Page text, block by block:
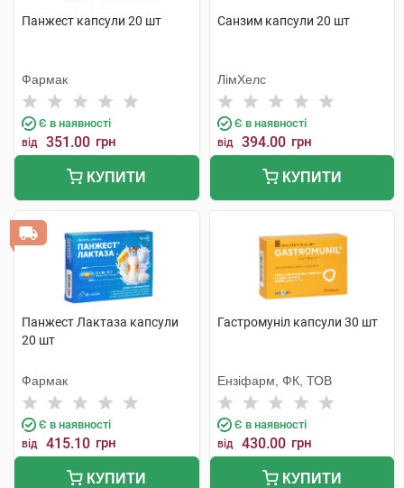
Панжест капсули 20 шт
Фармак
Є в наявності
від 351.00 грн
КУПИТИ
Санзим капсули 20 шт
ЛімХелс
Є в наявності
від 394.00 грн
КУПИТИ
Панжест Лактаза капсули
20 шт
Фармак
Є в наявності
від 415.10 грн
КУПИТИ
Гастромуніл капсули 30 шт
Ензіфарм, ФК, ТОВ
Є в наявності
від 430.00 грн
КУПИТИ